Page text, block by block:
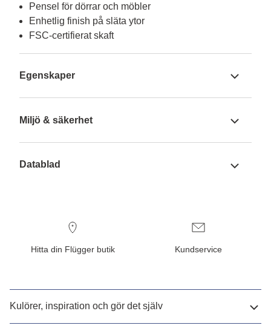
Pensel för dörrar och möbler
Enhetlig finish på släta ytor
FSC-certifierat skaft
Egenskaper
Miljö & säkerhet
Datablad
Hitta din Flügger butik Kundservice
Kulörer, inspiration och gör det själv